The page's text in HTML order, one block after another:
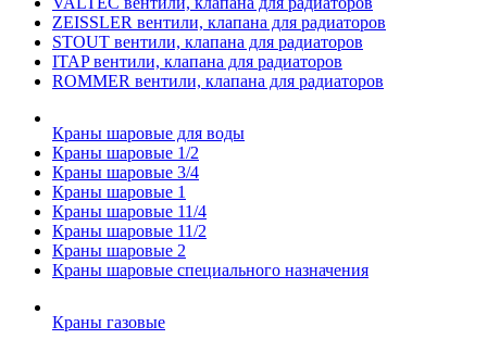
ZEISSLER вентили, клапана для радиаторов
STOUT вентили, клапана для радиаторов
ITAP вентили, клапана для радиаторов
ROMMER вентили, клапана для радиаторов
Краны шаровые для воды
Краны шаровые 1/2
Краны шаровые 3/4
Краны шаровые 1
Краны шаровые 11/4
Краны шаровые 11/2
Краны шаровые 2
Краны шаровые специального назначения
Краны газовые